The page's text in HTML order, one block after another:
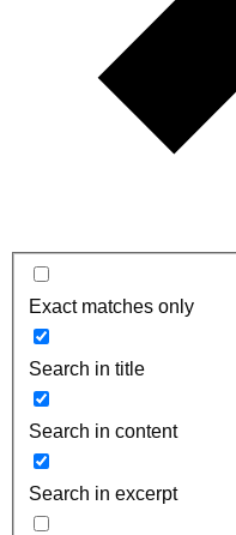
Exact matches only
Search in title
Search in content
Search in excerpt